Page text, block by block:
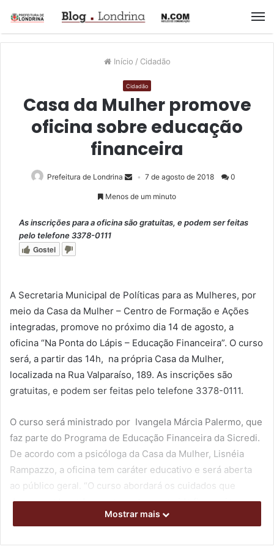
Início / Cidadão
Cidadão
Casa da Mulher promove
oficina sobre educação
financeira
Prefeitura de Londrina 7 de agosto de 2018 0
Menos de um minuto
As inscrições para a oficina são gratuitas, e podem ser feitas
pelo telefone 3378-0111
Gostei
A Secretaria Municipal de Políticas para as Mulheres, por
meio da Casa da Mulher – Centro de Formação e Ações
integradas, promove no próximo dia 14 de agosto, a
oficina “Na Ponta do Lápis – Educação Financeira”. O curso
será, a partir das 14h, na própria Casa da Mulher,
localizada na Rua Valparaíso, 189. As inscrições são
gratuitas, e podem ser feitas pelo telefone 3378-0111.
O curso será ministrado por Ivangela Márcia Palermo, que
faz parte do Programa de Educação Financeira da Sicredi.
De acordo com a psicóloga da Casa da Mulher, Lisnéia
Rampazzo, a oficina tem caráter educativo e será aberta
ao público geral. “O curso abordará os cuidados que
devem ser tomados para manter uma vida financeira
saudável, e ensinará a usar algumas ferramentas
Mostrar mais